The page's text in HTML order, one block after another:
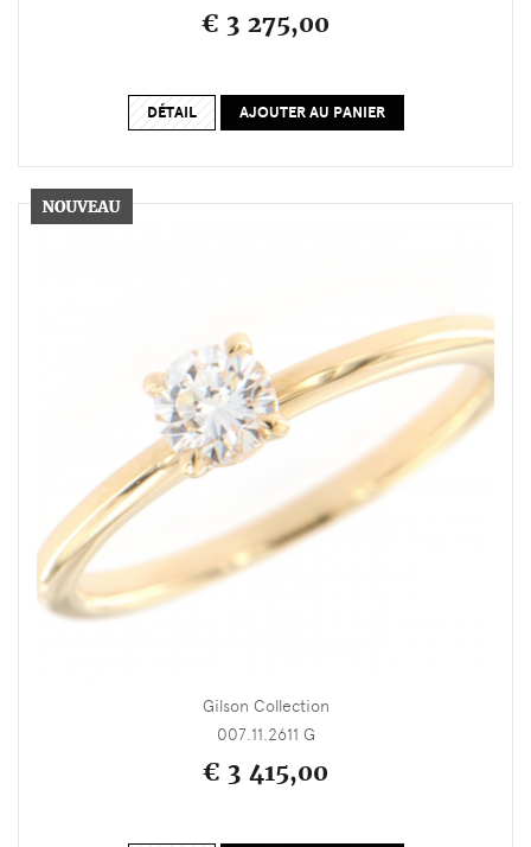
€ 3 275,00
DÉTAIL AJOUTER AU PANIER
Gilson Collection
007.11.2611 G
€ 3 415,00